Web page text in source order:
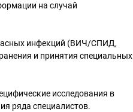
на случай
инфекций (ВИЧ/СПИД,
и принятия специальных
исследования в
ряда специалистов.